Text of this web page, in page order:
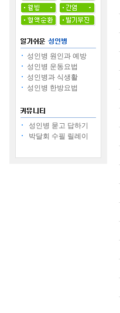
성인병 원인과 예방
성인병 운동요법
성인병과 식생활
성인병 한방요법
성인병 묻고 답하기
박달회 수필 릴레이